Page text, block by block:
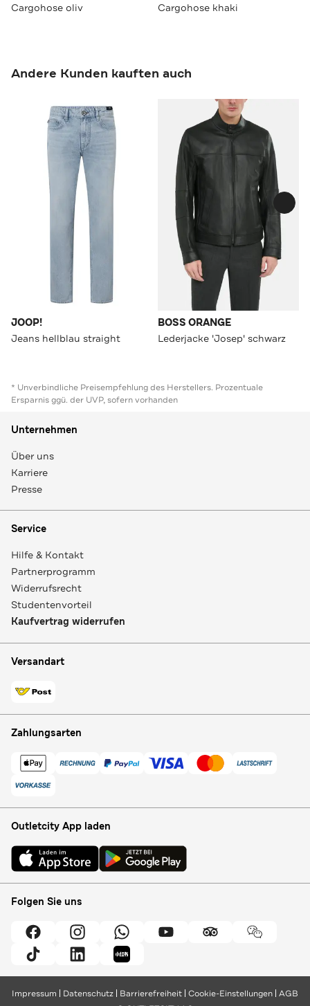
Cargohose oliv Cargohose khaki
Andere Kunden kauften auch
JOOP!
Jeans hellblau straight
BOSS ORANGE
Lederjacke 'Josep' schwarz
* Unverbindliche Preisempfehlung des Herstellers. Prozentuale
Ersparnis ggü. der UVP, sofern vorhanden
Unternehmen
Über uns
Karriere
Presse
Service
Hilfe & Kontakt
Partnerprogramm
Widerrufsrecht
Studentenvorteil
Kaufvertrag widerrufen
Versandart
Zahlungsarten
Outletcity App laden
Folgen Sie uns
Impressum Datenschutz Barrierefreiheit Cookie-Einstellungen AGB